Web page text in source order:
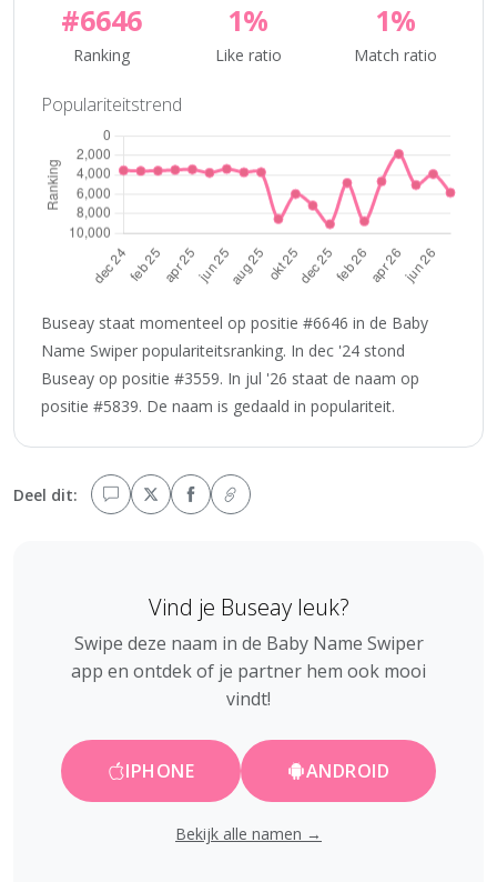
#6646
Ranking
1%
Like ratio
1%
Match ratio
Populariteitstrend
Buseay staat momenteel op positie #6646 in de Baby
Name Swiper populariteitsranking. In dec '24 stond
Buseay op positie #3559. In jul '26 staat de naam op
positie #5839. De naam is gedaald in populariteit.
Deel dit:
Vind je Buseay leuk?
Swipe deze naam in de Baby Name Swiper
app en ontdek of je partner hem ook mooi
vindt!
IPHONE ANDROID
Bekijk alle namen →